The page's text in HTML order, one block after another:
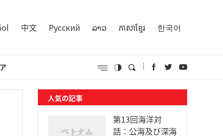
中文 Русский ລາວ ភាសាខ្មែរ 한국어
人気の記事
第13回海洋対
話：公海及び深海